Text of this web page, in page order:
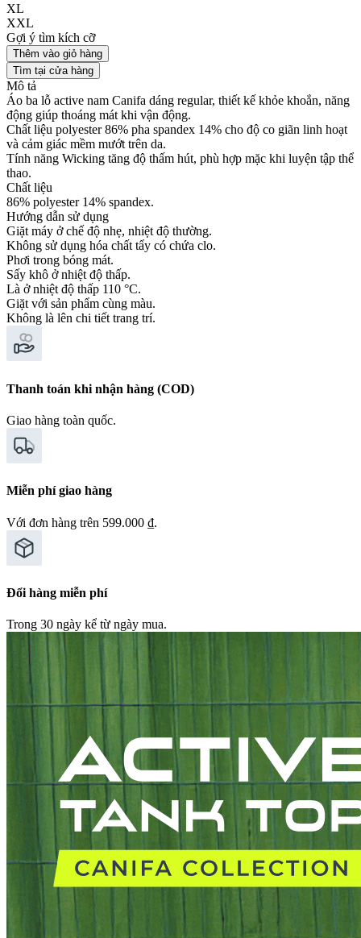
XL
XXL
Gợi ý tìm kích cỡ
Thêm vào giỏ hàng
Tìm tại cửa hàng
Mô tả
Áo ba lỗ active nam Canifa dáng regular, thiết kế khỏe khoắn, năng
động giúp thoáng mát khi vận động.
Chất liệu polyester 86% pha spandex 14% cho độ co giãn linh hoạt
và cảm giác mềm mướt trên da.
Tính năng Wicking tăng độ thấm hút, phù hợp mặc khi luyện tập thể
thao.
Chất liệu
86% polyester 14% spandex.
Hướng dẫn sử dụng
Giặt máy ở chế độ nhẹ, nhiệt độ thường.
Không sử dụng hóa chất tẩy có chứa clo.
Phơi trong bóng mát.
Sấy khô ở nhiệt độ thấp.
Là ở nhiệt độ thấp 110 °C.
Giặt với sản phẩm cùng màu.
Không là lên chi tiết trang trí.
Thanh toán khi nhận hàng (COD)
Giao hàng toàn quốc.
Miễn phí giao hàng
Với đơn hàng trên 599.000 ₫.
Đổi hàng miễn phí
Trong 30 ngày kể từ ngày mua.